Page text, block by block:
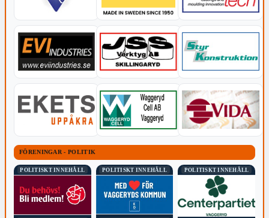
FÖRENINGAR - POLITIK
POLITISKT INNEHÅLL POLITISKT INNEHÅLL POLITISKT INNEHÅLL